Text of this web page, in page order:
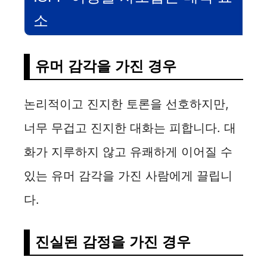
소
유머 감각을 가진 경우
논리적이고 진지한 토론을 선호하지만,
너무 무겁고 진지한 대화는 피합니다. 대
화가 지루하지 않고 유쾌하게 이어질 수
있는 유머 감각을 가진 사람에게 끌립니
다.
진실된 감정을 가진 경우